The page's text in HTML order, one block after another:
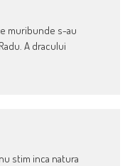
muribunde s-au
A dracului
stim inca natura